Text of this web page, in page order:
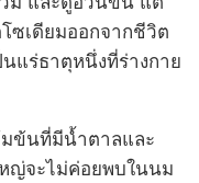
ซเดียมออกจากชีวิต
นแร่ธาตุหนึ่งที่ร่างกาย
มข้นที่มีน้ำตาลและ
ญ่จะไม่ค่อยพบในนม